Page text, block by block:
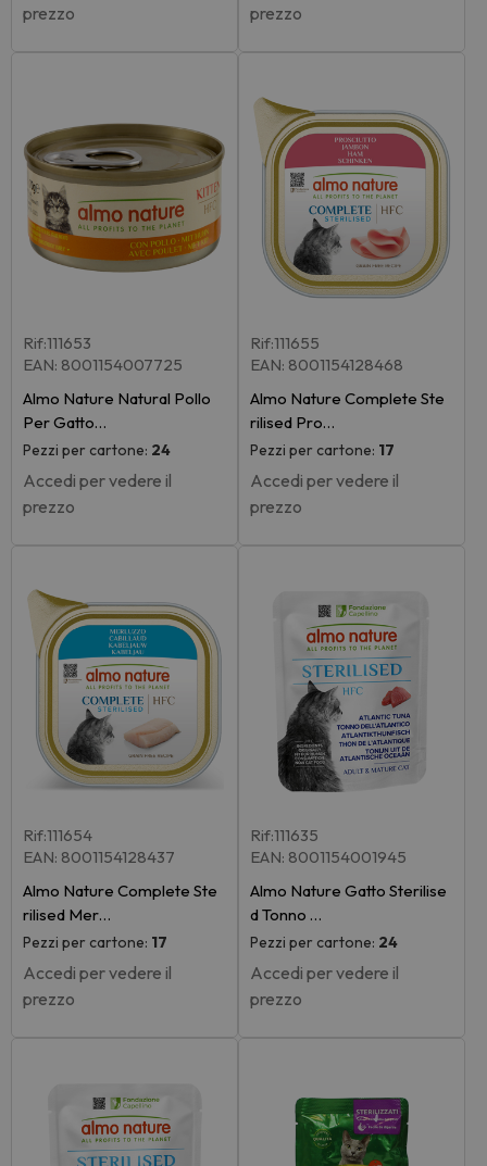
prezzo prezzo
Rif:111653
EAN: 8001154007725
Almo Nature Natural Pollo
Per Gatto…
Pezzi per cartone: 24
Accedi per vedere il
prezzo
Rif:111655
EAN: 8001154128468
Almo Nature Complete Ste
rilised Pro…
Pezzi per cartone: 17
Accedi per vedere il
prezzo
Rif:111654
EAN: 8001154128437
Almo Nature Complete Ste
rilised Mer…
Pezzi per cartone: 17
Accedi per vedere il
prezzo
Rif:111635
EAN: 8001154001945
Almo Nature Gatto Sterilise
d Tonno …
Pezzi per cartone: 24
Accedi per vedere il
prezzo